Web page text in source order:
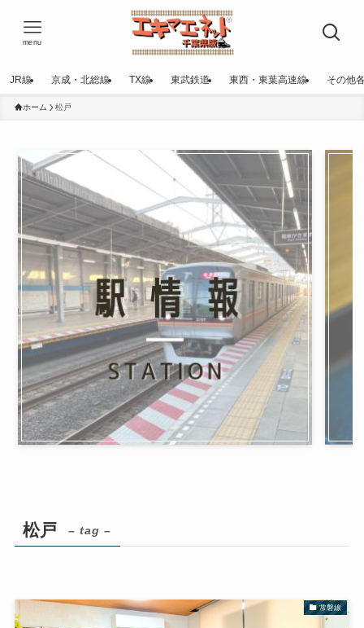
menu
JR線 京成・北総線 TX線 東武鉄道 東西・東葉高速線 その他
ホーム 松戸
松戸 – tag –
常磐線